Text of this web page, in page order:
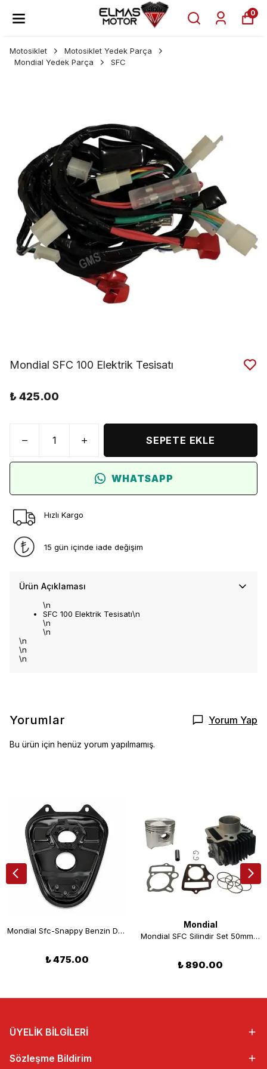
0
Motosiklet
Motosiklet Yedek Parça
Mondial Yedek Parça
SFC
Mondial SFC 100 Elektrik Tesisatı
₺ 425.00
SEPETE EKLE
WHATSAPP
Hızlı Kargo
15 gün içinde iade değişim
Ürün Açıklaması
\n
SFC 100 Elektrik Tesisatı\n
\n
\n
\n
\n
\n
Yorumlar Yorum Yap
Bu ürün için henüz yorum yapılmamış.
Mondial Sfc-Snappy Benzin Deposu
₺ 475.00
Mondial
Mondial SFC Silindir Set 50mm 13p 69b (kısa Piston)
₺ 890.00
ÜYELİK BİLGİLERİ
Sözleşme Bildirim